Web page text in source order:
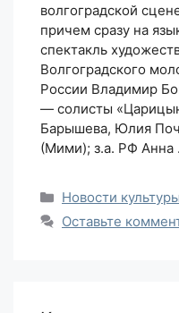
волгоградской
причем сразу на
спектакль
Волгоградского
России Владимир
— солисты
Барышева, Юлия
(Мими); з.а. РФ Анна
Рубрики
Новости культуры
Оставьте